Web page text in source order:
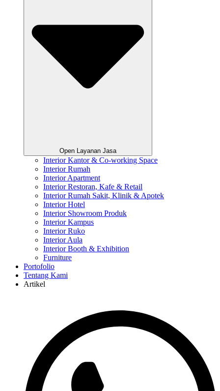
Open Layanan Jasa
Interior Kantor & Co-working Space
Interior Rumah
Interior Apartment
Interior Restoran, Kafe & Retail
Interior Rumah Sakit, Klinik & Apotek
Interior Hotel
Interior Showroom Produk
Interior Kampus
Interior Ruko
Interior Aula
Interior Booth & Exhibition
Furniture
Portofolio
Tentang Kami
Artikel